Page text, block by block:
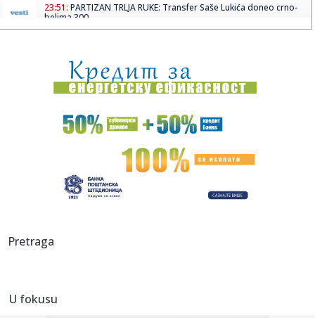
23:51: PARTIZAN TRLJA RUKE: Transfer Saše Lukića doneo crno-
belima 300...
23:47:Srpkinje pronašle novčanik u Čanju, pa uradile nešto što je
23:46:Detalji drame na nemačkom aerodromu: Vozač nogom
izbacio dron s...
Kraj za Aleksandru i Anu: Eliminisane već na startu
23:35:"Nema lakih utakmica, ali mi smo Vojvodina"
23:29:
Pretraga
U fokusu